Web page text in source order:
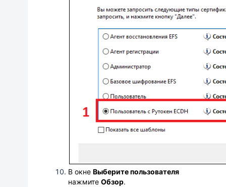
В окне Выберите пользователя
нажмите Обзор.